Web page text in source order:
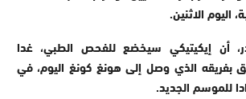
اليوم الاثنين.
أن إيكيتيكي سيخضع للفحص الطبي، غدا
بفريقه الذي وصل إلى هونغ كونغ اليوم، في
للموسم الجديد.